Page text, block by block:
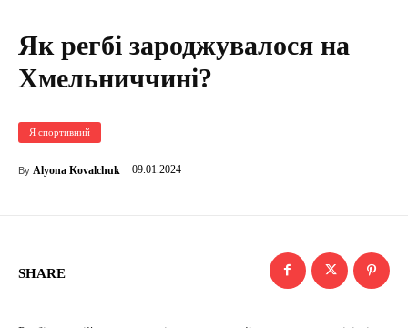
Як регбі зароджувалося на
Хмельниччині?
Я спортивний
By Alyona Kovalchuk 09.01.2024
SHARE